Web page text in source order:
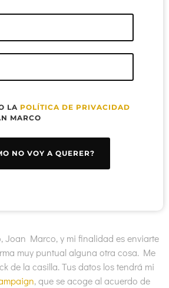
LA POLÍTICA DE PRIVACIDAD
MARCO
NO VOY A QUERER?
Joan Marco, y mi finalidad es enviarte
muy puntual alguna otra cosa. Me
de la casilla. Tus datos los tendrá mi
, que se acoge al acuerdo de